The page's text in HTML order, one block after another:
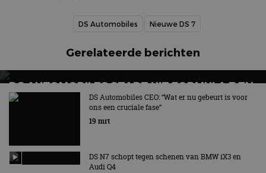
DS Automobiles Nieuwe DS 7
Gerelateerde berichten
DS AUTOMOBILES STAPT UIT FORMULA E EN
GAAT WAT ANDERS DOEN
DS Automobiles springt in het diepe
DS Automobiles CEO: “Wat er nu gebeurt is voor
ons een cruciale fase”
19 mrt
DS N7 schopt tegen schenen van BMW iX3 en
Audi Q4